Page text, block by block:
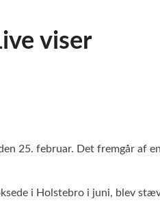
viser
25. februar. Det fremgår af
i Holstebro i juni, blev